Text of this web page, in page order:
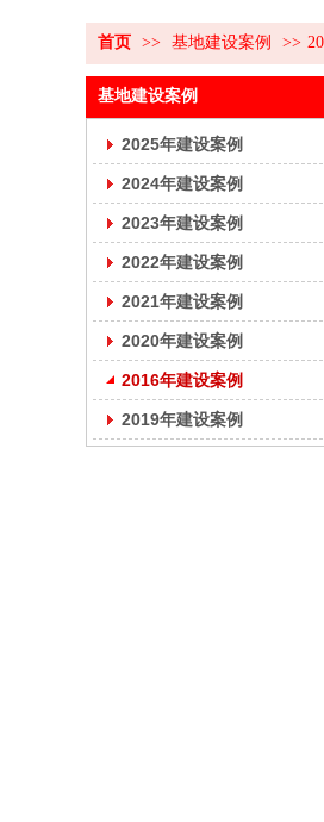
首页 >> 基地建设案例 >>
基地建设案例
2025年建设案例
2024年建设案例
2023年建设案例
2022年建设案例
2021年建设案例
2020年建设案例
2016年建设案例
2019年建设案例